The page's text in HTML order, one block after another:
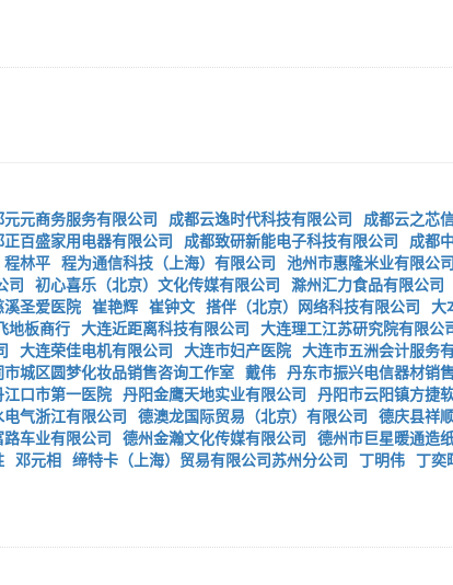
元元商务服务有限公司 成都云逸时代科技有限公司 成都云之芯
正百盛家用电器有限公司 成都致研新能电子科技有限公司 成都
程林平 程为通信科技（上海）有限公司 池州市惠隆米业有限公司
司 初心喜乐（北京）文化传媒有限公司 滁州汇力食品有限公司
溪圣爱医院 崔艳辉 崔钟文 搭伴（北京）网络科技有限公司 大
地板商行 大连近距离科技有限公司 大连理工江苏研究院有限公
大连荣佳电机有限公司 大连市妇产医院 大连市五洲会计服务
市城区圆梦化妆品销售咨询工作室 戴伟 丹东市振兴电信器材销
江口市第一医院 丹阳金鹰天地实业有限公司 丹阳市云阳镇方捷
电气浙江有限公司 德澳龙国际贸易（北京）有限公司 德庆县祥
车业有限公司 德州金瀚文化传媒有限公司 德州市巨星暖通造
邓元相 缔特卡（上海）贸易有限公司苏州分公司 丁明伟 丁奕